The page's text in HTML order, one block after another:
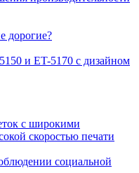
дорогие?
и ET-5170 с дизайном
с широкими
скоростью печати
социальной